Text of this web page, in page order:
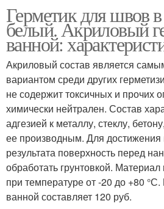
Герметик для швов
белый. Акриловый
ванной:
Акриловый состав является
вариантом среди других
не содержит токсичных и прочих
химически нейтрален. Состав
адгезией к металлу, стеклу,
ее производным. Для достижения
результата поверхность перед
обработать грунтовкой.
при температуре от -20 до +80
ванной составляет 120 руб.